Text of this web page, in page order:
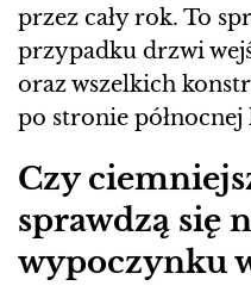
przez cały rok. To
przypadku drzwi
oraz wszelkich
po stronie
Czy
sprawdzą się
wypoczynku